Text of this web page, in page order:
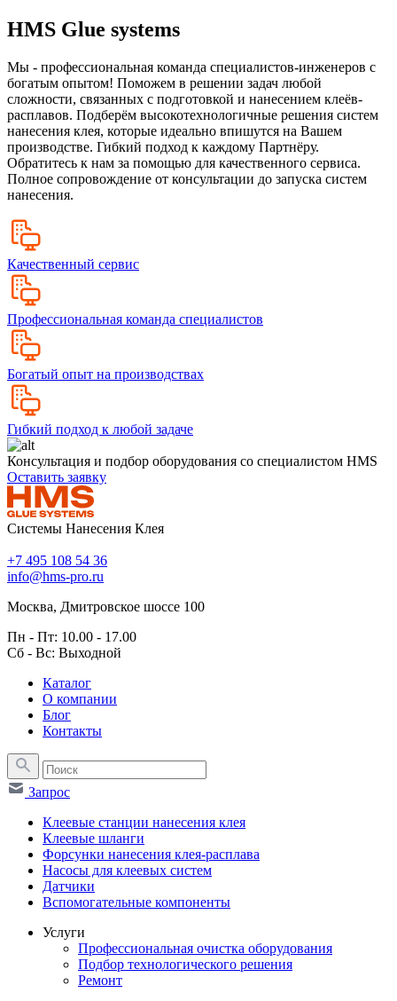
HMS Glue systems
Мы - профессиональная команда специалистов-инженеров с
богатым опытом! Поможем в решении задач любой
сложности, связанных с подготовкой и нанесением клеёв-
расплавов. Подберём высокотехнологичные решения систем
нанесения клея, которые идеально впишутся на Вашем
производстве. Гибкий подход к каждому Партнёру.
Обратитесь к нам за помощью для качественного сервиса.
Полное сопровождение от консультации до запуска систем
нанесения.
Качественный сервис
Профессиональная команда специалистов
Богатый опыт на производствах
Гибкий подход к любой задаче
Консультация и подбор оборудования со специалистом HMS
Оставить заявку
Системы Нанесения Клея
+7 495 108 54 36
info@hms-pro.ru
Москва, Дмитровское шоссе 100
Пн - Пт: 10.00 - 17.00
Сб - Вс: Выходной
Каталог
О компании
Блог
Контакты
Запрос
Клеевые станции нанесения клея
Клеевые шланги
Форсунки нанесения клея-расплава
Насосы для клеевых систем
Датчики
Вспомогательные компоненты
Услуги
Профессиональная очистка оборудования
Подбор технологического решения
Ремонт